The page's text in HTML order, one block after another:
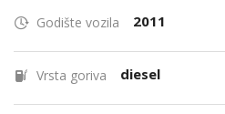
Godište vozila 2011
Vrsta goriva diesel